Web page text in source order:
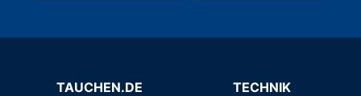
TAUCHEN.DE TECHNIK